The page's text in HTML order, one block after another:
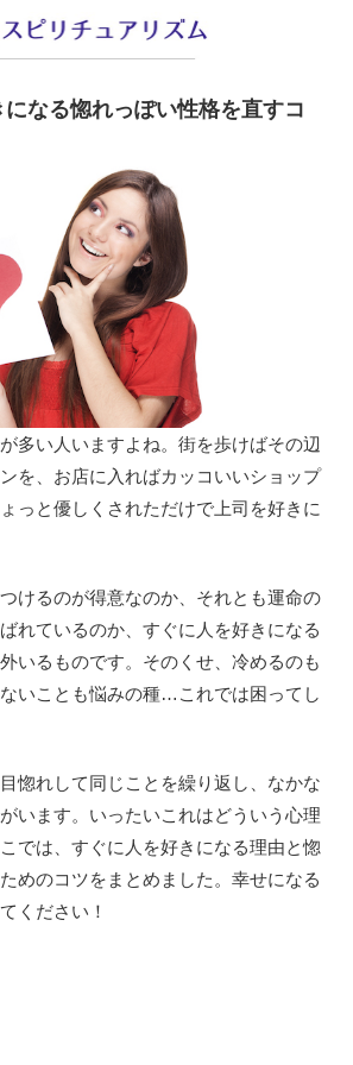
なる惚れっぽい性格を直すコ
多い人いますよね。街を歩けばその辺
を、お店に入ればカッコいいショップ
っと優しくされただけで上司を好きに
けるのが得意なのか、それとも運命の
れているのか、すぐに人を好きになる
いるものです。そのくせ、冷めるのも
いことも悩みの種…これでは困ってし
惚れして同じことを繰り返し、なかな
います。いったいこれはどういう心理
では、すぐに人を好きになる理由と惚
めのコツをまとめました。幸せになる
ください！